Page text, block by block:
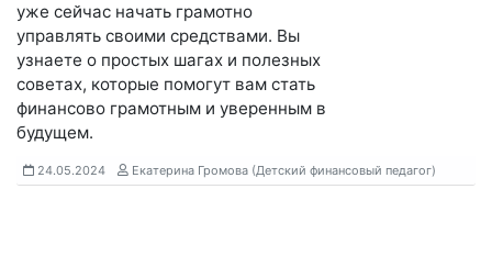
уже сейчас начать грамотно
управлять своими средствами. Вы
узнаете о простых шагах и полезных
советах, которые помогут вам стать
финансово грамотным и уверенным в
будущем.
24.05.2024 Екатерина Громова (Детский финансовый педагог)